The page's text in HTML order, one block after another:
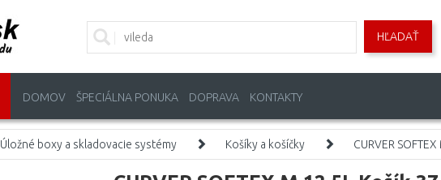
HĽADAŤ
DOMOV ŠPECIÁLNA PONUKA DOPRAVA KONTAKTY
Úložné boxy a skladovacie systémy Košíky a košíčky CURVER